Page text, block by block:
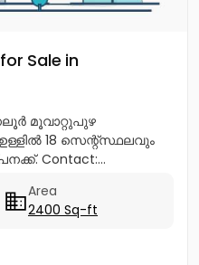
Sale in
മൂവാറ്റുപുഴ
ഉള്ളിൽ 18 സെന്റ്സ്ഥലവും
Contact:...
Area
2400 Sq-ft